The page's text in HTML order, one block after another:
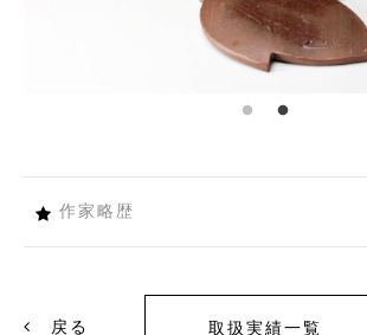
作家略歴
戻る 取扱実績一覧